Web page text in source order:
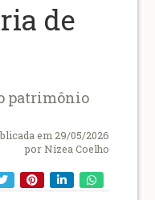
de
patrimônio
em 29/05/2026
por Nízea Coelho